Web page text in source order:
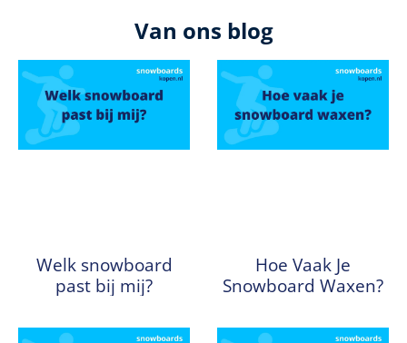
Van ons blog
Welk snowboard
past bij mij?
Hoe Vaak Je
Snowboard Waxen?